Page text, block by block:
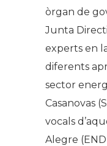
òrgan de
Junta
experts en
diferents
sector
Casanovas
vocals
Alegre